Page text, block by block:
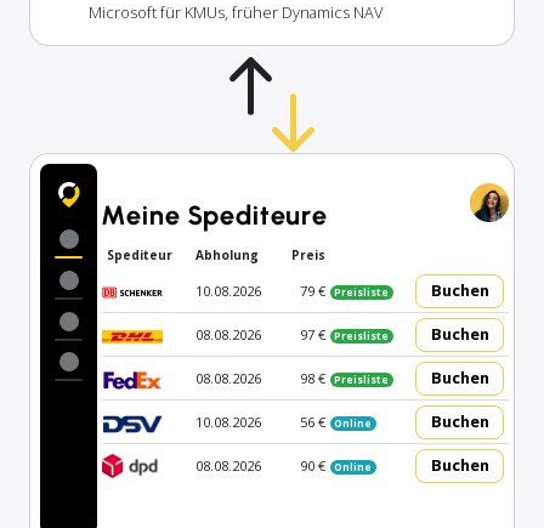
Microsoft für KMUs, früher Dynamics NAV
Meine Spediteure
Spediteur Abholung Preis
10.08.2026 79 € Preisliste Buchen
08.08.2026 97 € Preisliste Buchen
08.08.2026 98 € Preisliste Buchen
10.08.2026 56 € Online Buchen
08.08.2026 90 € Online Buchen